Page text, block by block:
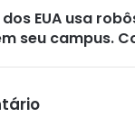
até
João
entrega
ruas no
Esperança
setembro
EUA usa
seu campus.